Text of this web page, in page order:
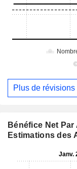
Plus de
Bénéfice Net
Estimations des